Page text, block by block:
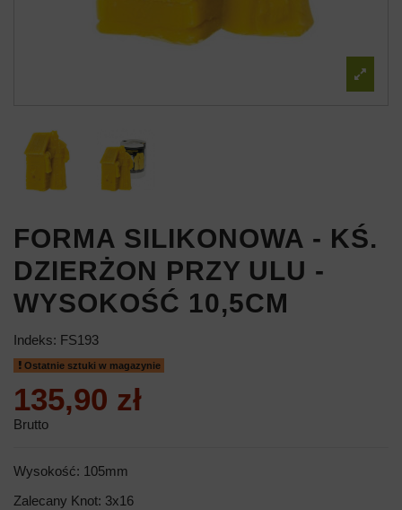
FORMA SILIKONOWA - KŚ.
DZIERŻON PRZY ULU -
WYSOKOŚĆ 10,5CM
Indeks: FS193
Ostatnie sztuki w magazynie
135,90 zł
Brutto
Wysokość: 105mm
Zalecany Knot: 3x16